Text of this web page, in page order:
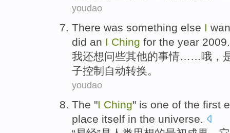
youdao
There was something else I
did an I Ching for the year 2009.
我还想问些其他的事情……哦，
子控制 自动转换。
youdao
The "I Ching" is one of the first
place itself in the universe